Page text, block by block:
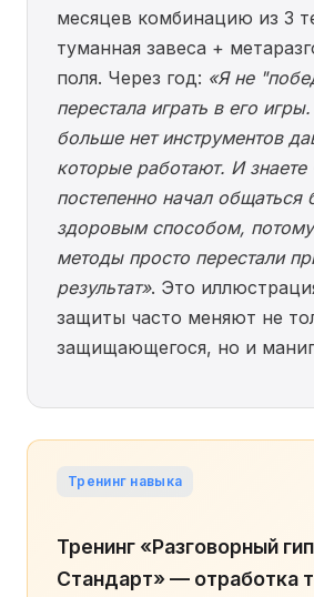
месяцев комбинацию из 3
туманная завеса +
поля. Через год: «Я не
перестала играть в его
больше нет инструментов
которые работают. И знаете
постепенно начал общаться
здоровым способом,
методы просто перестали
результат». Это
защиты часто меняют не
защищающегося, но и
Тренинг навыка
Тренинг «Разговорный
Стандарт» — отработка